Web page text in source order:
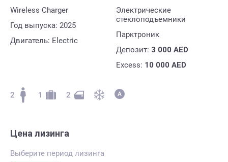
Wireless Charger
Год выпуска: 2025
Двигатель: Electric
Электрические
стеклоподъемники
Парктроник
Депозит: 3 000 AED
Excess: 10 000 AED
2 1 2
Цена лизинга
Выберите период лизинга